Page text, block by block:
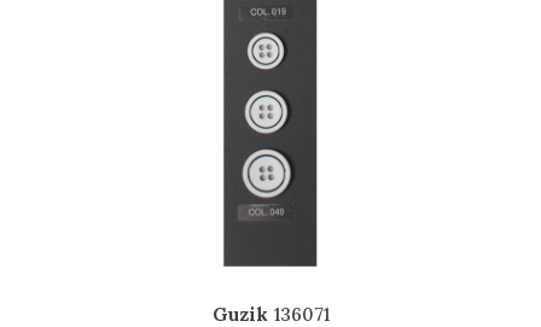
Guzik 136071